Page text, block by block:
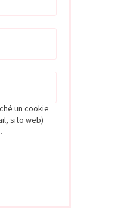
un cookie
sito web)